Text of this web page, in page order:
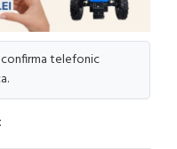
confirma telefonic